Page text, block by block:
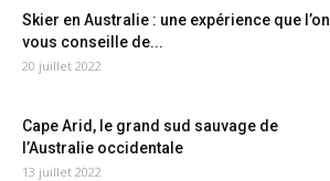
Skier en Australie : une expérience que l’on
vous conseille de...
20 juillet 2022
Cape Arid, le grand sud sauvage de
l’Australie occidentale
13 juillet 2022